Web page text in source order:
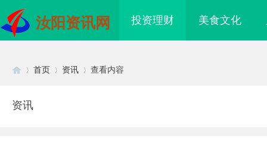
汝阳资讯网 投资理财 美食文化
首页 资讯 查看内容
资讯